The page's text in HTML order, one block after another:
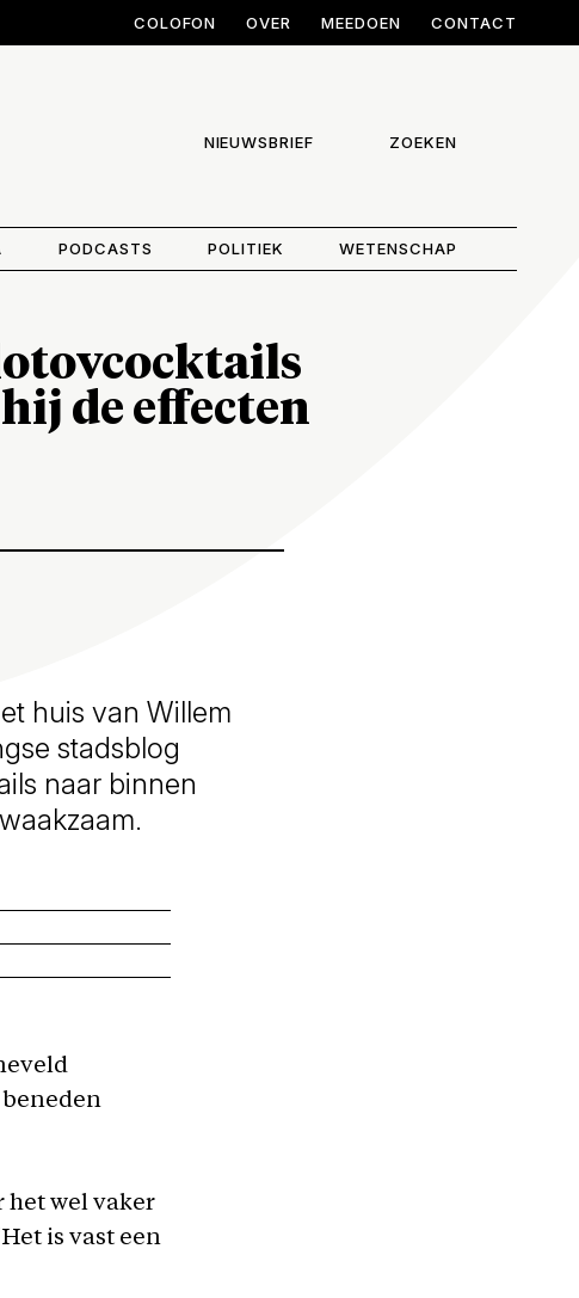
COLOFON OVER MEEDOEN CONTACT
NIEUWSBRIEF ZOEKEN
PODCASTS POLITIEK WETENSCHAP
de effecten
huis van Willem
stadsblog
naar binnen
beneden
het wel vaker
is vast een